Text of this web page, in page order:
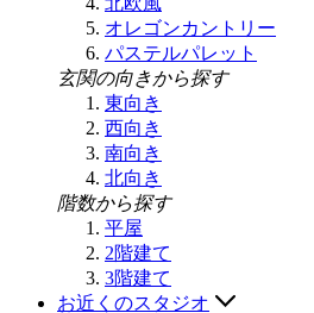
オレゴンカントリー
パステルパレット
玄関の向きから探す
東向き
西向き
南向き
北向き
階数から探す
平屋
2階建て
3階建て
お近くのスタジオ